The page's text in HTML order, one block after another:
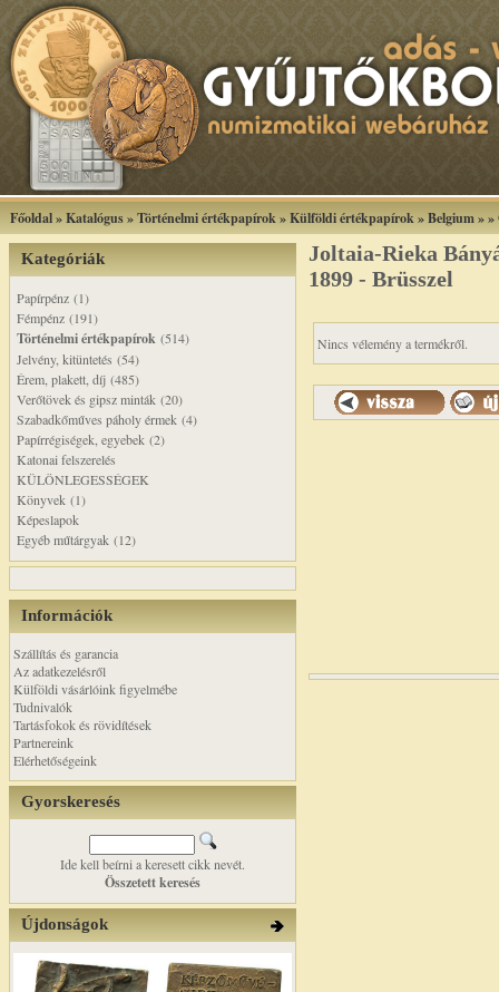
Főoldal»Katalógus»Történelmi értékpapírok»Külföldi értékpapírok»Belgium»»
Kategóriák
Papírpénz (1)
Fémpénz (191)
Történelmi értékpapírok (514)
Jelvény, kitüntetés (54)
Érem, plakett, díj (485)
Verőtövek és gipsz minták (20)
Szabadkőműves páholy érmek (4)
Papírrégiségek, egyebek (2)
Katonai felszerelés
KÜLÖNLEGESSÉGEK
Könyvek (1)
Képeslapok
Egyéb műtárgyak (12)
Információk
Szállítás és garancia
Az adatkezelésről
Külföldi vásárlóink figyelmébe
Tudnivalók
Tartásfokok és rövidítések
Partnereink
Elérhetőségeink
Gyorskeresés
Ide kell beírni a keresett cikk nevét.
Összetett keresés
Újdonságok
Joltaia-Rieka
1899 - Brüsszel
Nincs vélemény a termékről.